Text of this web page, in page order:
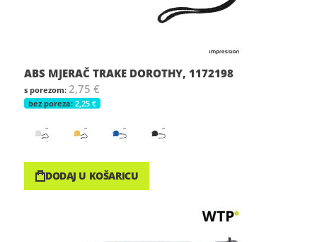
ABS MJERAČ TRAKE DOROTHY, 1172198
2,75 €
2,25 €
DODAJ U KOŠARICU